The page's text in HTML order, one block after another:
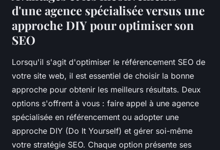
d'une agence spécialisée versus une
approche DIY pour optimiser son
SEO
Lorsqu'il s'agit d'optimiser le référencement SEO de
votre site web, il est essentiel de choisir la bonne
approche pour obtenir les meilleurs résultats. Deux
options s'offrent à vous : faire appel à une agence
spécialisée en référencement ou adopter une
approche DIY (Do It Yourself) et gérer soi-même
votre stratégie SEO. Chaque option présente ses